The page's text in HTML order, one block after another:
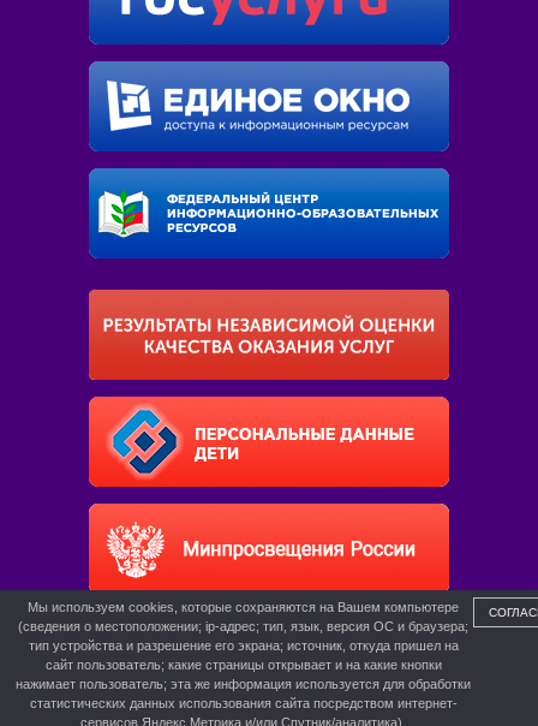
Мы используем cookies, которые сохраняются на Вашем компьютере
(сведения о местоположении; ip-адрес; тип, язык, версия ОС и браузера;
тип устройства и разрешение его экрана; источник, откуда пришел на
сайт пользователь; какие страницы открывает и на какие кнопки
нажимает пользователь; эта же информация используется для обработки
статистических данных использования сайта посредством интернет-
сервисов Яндекс.Метрика и/или Спутник/аналитика).